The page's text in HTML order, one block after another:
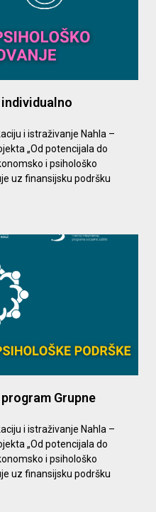
i istraživanje Nahla –
„Od potencijala do
i psihološko
uz finansijsku podršku
Grupne
i istraživanje Nahla –
„Od potencijala do
i psihološko
uz finansijsku podršku